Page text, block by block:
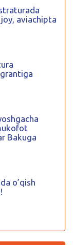
aviachipta
Bakuga
o’qish